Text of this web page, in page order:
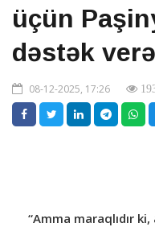
üçün
dəstək
08-12-2025, 17:26
“Amma maraqlıdır